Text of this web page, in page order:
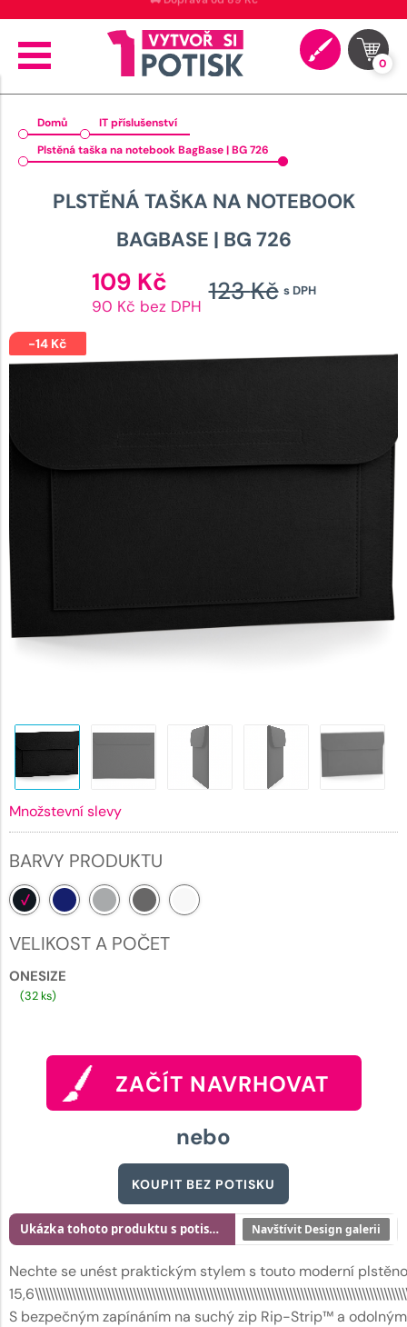
🚚 Doprava od 89 Kč
0
Domů
IT příslušenství
Plstěná taška na notebook BagBase | BG 726
PLSTĚNÁ TAŠKA NA NOTEBOOK
BAGBASE | BG 726
s DPH
123Kč
109 Kč cena
90 Kč bez DPH
-14 Kč
Množstevní slevy
BARVY PRODUKTU
VELIKOST A POČET
ONESIZE
(32 ks)
ZAČÍT NAVRHOVAT
nebo
KOUPIT BEZ POTISKU
Nechte se unést praktickým stylem s touto moderní
S bezpečným zapínáním na suchý zip Rip-Strip™ a
Ukázka tohoto produktu s potiskem Navštívit Design galerii